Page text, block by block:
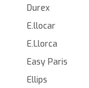
Durex
E.llocar
E.Llorca
Easy Paris
Ellips